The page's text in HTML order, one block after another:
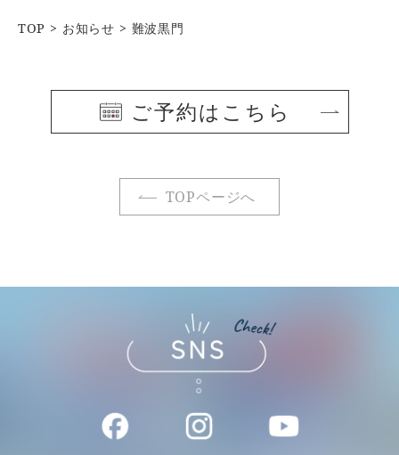
TOP お知らせ 難波黒門
ご予約はこちら
TOPページへ